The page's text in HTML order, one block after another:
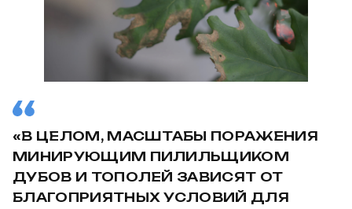
«В ЦЕЛОМ, МАСШТАБЫ ПОРАЖЕНИЯ
МИНИРУЮЩИМ ПИЛИЛЬЩИКОМ
ДУБОВ И ТОПОЛЕЙ ЗАВИСЯТ ОТ
БЛАГОПРИЯТНЫХ УСЛОВИЙ ДЛЯ